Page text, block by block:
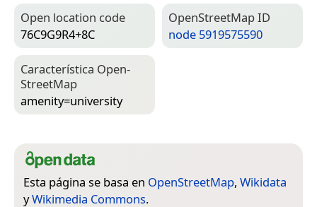
Open location code
76C9G9R4+8C
Open­Street­Map ID
node 5919575590
Característica Open­
Street­Map
amenity=­university
Esta página se basa en OpenStreetMap, Wikidata
yWikimedia Commons.